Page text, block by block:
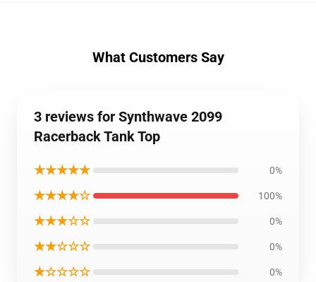
What Customers Say
3 reviews for Synthwave 2099
Racerback Tank Top
★★★★★ 0%
★★★★☆ 100%
★★★☆☆ 0%
★★☆☆☆ 0%
★☆☆☆☆ 0%